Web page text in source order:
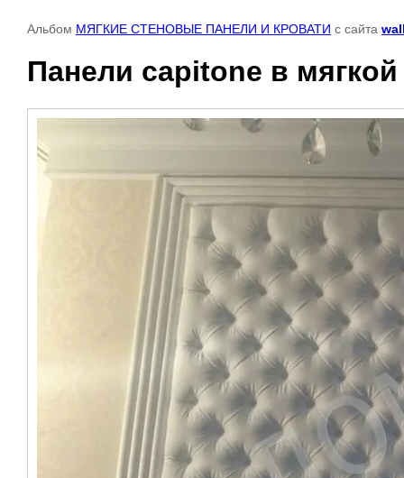
Альбом МЯГКИЕ СТЕНОВЫЕ ПАНЕЛИ И КРОВАТИ с сайта
Панели capitone в